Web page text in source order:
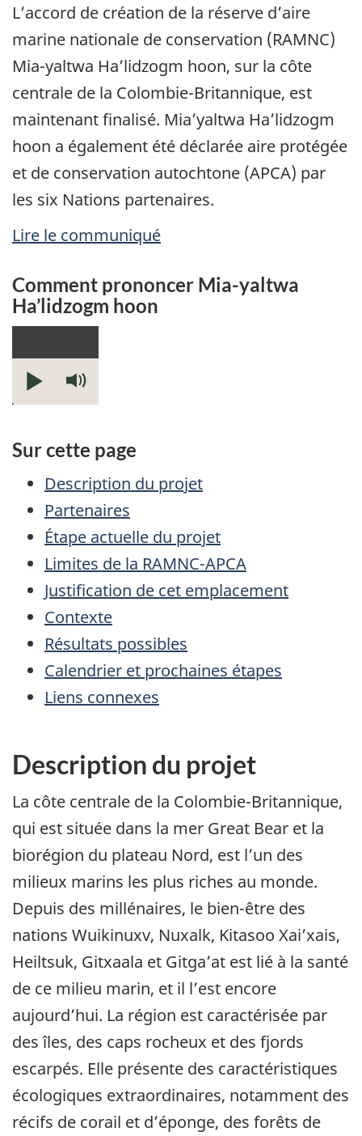
L’accord de création de la réserve d’aire
marine nationale de conservation (RAMNC)
Mia-yaltwa Ha’lidzogm hoon, sur la côte
centrale de la Colombie-Britannique, est
maintenant finalisé. Mia’yaltwa Ha’lidzogm
hoon a également été déclarée aire protégée
et de conservation autochtone (APCA) par
les six Nations partenaires.
Lire le communiqué
Comment prononcer Mia-yaltwa
Ha’lidzogm hoon
Lire
le
muet
Sur cette page
Description du projet
Partenaires
Étape actuelle du projet
Limites de la RAMNC-APCA
Justification de cet emplacement
Contexte
Résultats possibles
Calendrier et prochaines étapes
Liens connexes
Description du projet
La côte centrale de la Colombie-Britannique,
qui est située dans la mer Great Bear et la
biorégion du plateau Nord, est l’un des
milieux marins les plus riches au monde.
Depuis des millénaires, le bien-être des
nations Wuikinuxv, Nuxalk, Kitasoo Xai’xais,
Heiltsuk, Gitxaala et Gitga’at est lié à la santé
de ce milieu marin, et il l’est encore
aujourd’hui. La région est caractérisée par
des îles, des caps rocheux et des fjords
escarpés. Elle présente des caractéristiques
écologiques extraordinaires, notamment des
récifs de corail et d’éponge, des forêts de